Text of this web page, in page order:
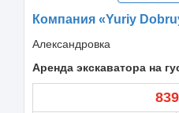
Компания «Yuriy
Александровка
Аренда экскаватора на